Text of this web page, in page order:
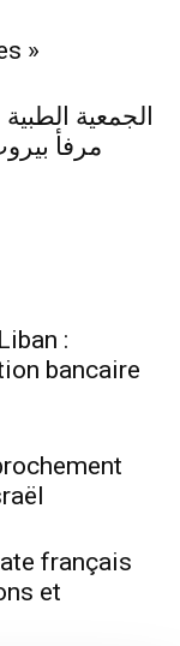
»
الجمعية
مرفأ
:
bancaire
français
et